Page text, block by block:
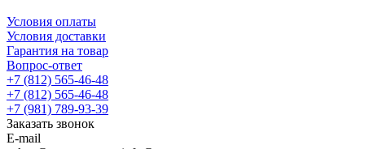
Условия оплаты
Условия доставки
Гарантия на товар
Вопрос-ответ
+7 (812) 565-46-48
+7 (812) 565-46-48
+7 (981) 789-93-39
Заказать звонок
E-mail